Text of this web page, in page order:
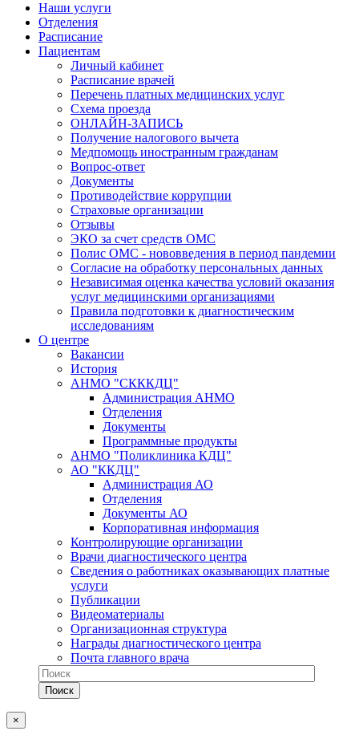
Наши услуги
Отделения
Расписание
Пациентам
Личный кабинет
Расписание врачей
Перечень платных медицинских услуг
Схема проезда
ОНЛАЙН-ЗАПИСЬ
Получение налогового вычета
Медпомощь иностранным гражданам
Вопрос-ответ
Документы
Противодействие коррупции
Страховые организации
Отзывы
ЭКО за счет средств ОМС
Полис ОМС - нововведения в период пандемии
Согласие на обработку персональных данных
Независимая оценка качества условий оказания
услуг медицинскими организациями
Правила подготовки к диагностическим
исследованиям
О центре
Вакансии
История
АНМО "СКККДЦ"
Администрация АНМО
Отделения
Документы
Программные продукты
АНМО "Поликлиника КДЦ"
АО "ККДЦ"
Администрация АО
Отделения
Документы АО
Корпоративная информация
Контролирующие организации
Врачи диагностического центра
Сведения о работниках оказывающих платные
услуги
Публикации
Видеоматериалы
Организационная структура
Награды диагностического центра
Почта главного врача
×